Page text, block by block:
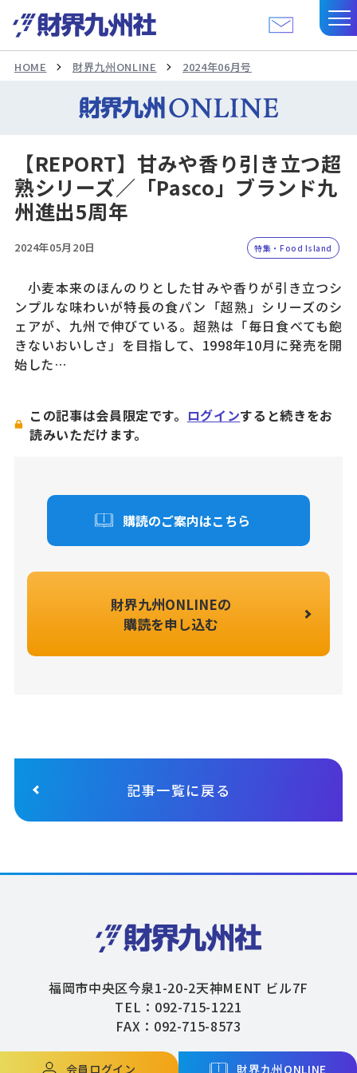
HOME 財界九州ONLINE 2024年06月号
【REPORT】甘みや香り引き立つ超
熟シリーズ／「Pasco」ブランド九
州進出5周年
2024年05月20日 特集・Food Island
小麦本来のほんのりとした甘みや香りが引き立つシ
ンプルな味わいが特長の食パン「超熟」シリーズのシ
ェアが、九州で伸びている。超熟は「毎日食べても飽
きないおいしさ」を目指して、1998年10月に発売を開
始した…
この記事は会員限定です。 ログインすると続きをお
読みいただけます。
購読のご案内はこちら
財界九州ONLINEの
購読を申し込む
記事一覧に戻る
会員ログイン 財界九州ONLINE
福岡市中央区今泉1-20-2天神MENT ビル7F
TEL：092-715-1221
FAX：092-715-8573